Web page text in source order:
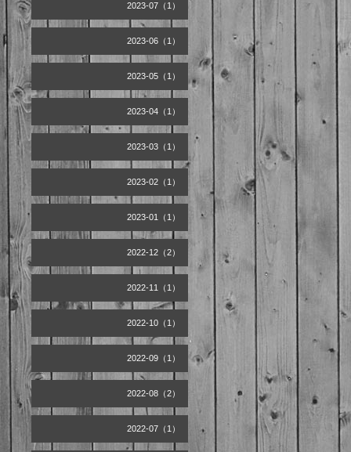
2023-07（1）
2023-06（1）
2023-05（1）
2023-04（1）
2023-03（1）
2023-02（1）
2023-01（1）
2022-12（2）
2022-11（1）
2022-10（1）
2022-09（1）
2022-08（2）
2022-07（1）